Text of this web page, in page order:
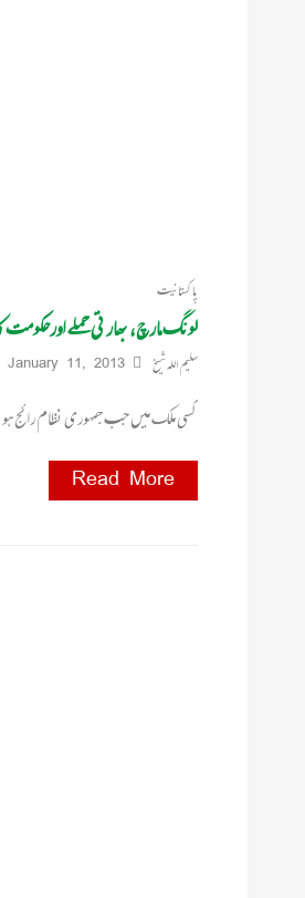
پاکستانیت
لونگ مارچ، بھارتی حملے اورحکومت
سلیم اللہ شیخ January 11, 2013
کسی ملک میں جب جمہوری نظام رائج
Read More